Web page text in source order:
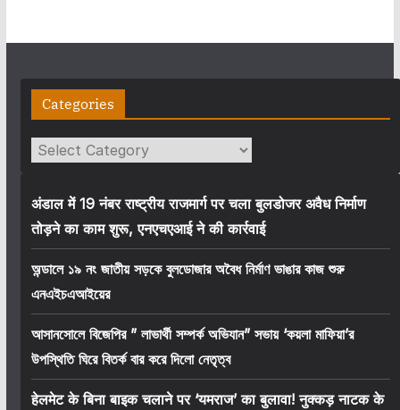
Categories
Categories
अंडाल में 19 नंबर राष्ट्रीय राजमार्ग पर चला बुलडोजर अवैध निर्माण
तोड़ने का काम शुरू, एनएचएआई ने की कार्रवाई
অন্ডালে ১৯ নং জাতীয় সড়কে বুলডোজার অবৈধ নির্মাণ ভাঙার কাজ শুরু
এনএইচএআইয়ের
আসানসোলে বিজেপির ” লাভার্থী সম্পর্ক অভিযান” সভায় ‘কয়লা মাফিয়া’র
উপস্থিতি ঘিরে বিতর্ক বার করে দিলো নেতৃত্ব
हेलमेट के बिना बाइक चलाने पर ‘यमराज’ का बुलावा! नुक्कड़ नाटक के